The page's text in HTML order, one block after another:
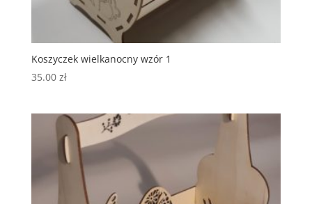
Koszyczek wielkanocny wzór 1
35.00 zł